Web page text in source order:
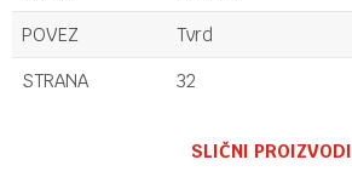
POVEZ
Tvrd
STRANA
32
SLIČNI PROIZVODI